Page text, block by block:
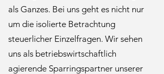
als Ganzes. Bei uns geht es nicht nur
um die isolierte Betrachtung
steuerlicher Einzelfragen. Wir sehen
uns als betriebswirtschaftlich
agierende Sparringspartner unserer